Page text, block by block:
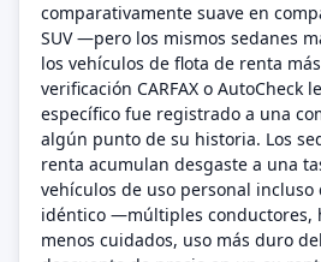
comparativamente suave en
SUV —pero los mismos sedanes
los vehículos de flota de renta
verificación CARFAX o AutoCheck
específico fue registrado a una
algún punto de su historia. Los
renta acumulan desgaste a una
vehículos de uso personal incluso
idéntico —múltiples conductores,
menos cuidados, uso más duro